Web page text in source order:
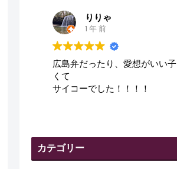
田代幸弘
1 年 前
皆さん、優しくて、良かった😇
カテゴリー